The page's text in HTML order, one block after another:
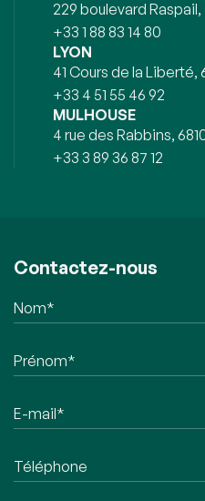
229 boulevard Raspail,
+33 1 88 83 14 80
LYON
41 Cours de la Liberté,
+33 4 51 55 46 92
MULHOUSE
4 rue des Rabbins,
+33 3 89 36 87 12
Contactez-nous